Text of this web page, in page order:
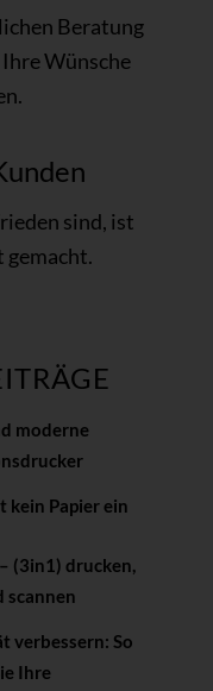
Beratung
Wünsche
sind, ist
gemacht.
moderne
kein Papier ein
(3in1) drucken,
scannen
verbessern: So
Ihre